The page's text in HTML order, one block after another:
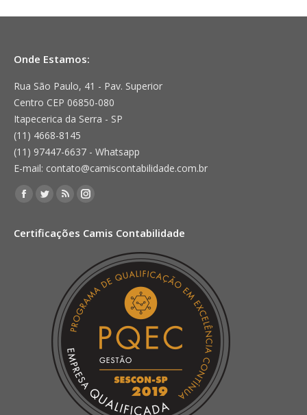
Onde Estamos:
Rua São Paulo, 41 - Pav. Superior
Centro CEP 06850-080
Itapecerica da Serra - SP
(11) 4668-8145
(11) 97447-6637 - Whatsapp
E-mail: contato@camiscontabilidade.com.br
Encontre-nos em:
Facebook
opens
Twitter
opens
window
Rss
opens
new
window
Instagram
opens
new
window
Certificações Camis Contabilidade